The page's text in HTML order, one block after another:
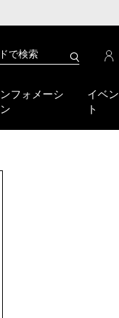
フォメーシ
イベン
ト